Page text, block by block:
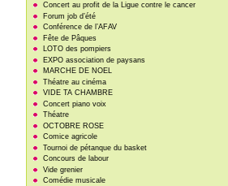
Concert au profit de la Ligue contre le cancer
Forum job d’été
Conférence de l’AFAV
Fête de Pâques
LOTO des pompiers
EXPO association de paysans
MARCHE DE NOEL
Théatre au cinéma
VIDE TA CHAMBRE
Concert piano voix
Théatre
OCTOBRE ROSE
Comice agricole
Tournoi de pétanque du basket
Concours de labour
Vide grenier
Comédie musicale